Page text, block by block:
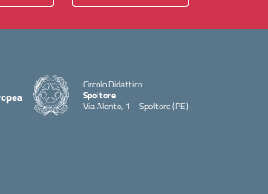
Circolo Didattico
Spoltore
Via Alento, 1 – Spoltore (PE)
— Visita la pagina iniziale della scuola